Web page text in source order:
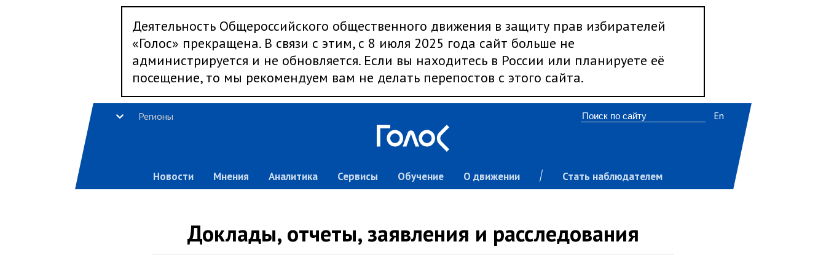
Деятельность Общероссийского общественного движения в защиту прав избирателей
«Голос» прекращена. В связи с этим, с 8 июля 2025 года сайт больше не
администрируется и не обновляется. Если вы находитесь в России или планируете её
посещение, то мы рекомендуем вам не делать перепостов с этого сайта.
Регионы
Новости Мнения Аналитика Сервисы Обучение О движении Стать наблюдателем
En
Доклады, отчеты, заявления и расследования